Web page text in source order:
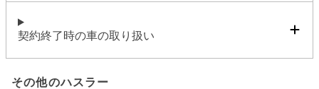
契約終了時の車の取り扱い
その他のハスラー